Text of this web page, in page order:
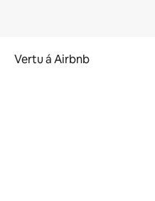
Vertu á Airbnb